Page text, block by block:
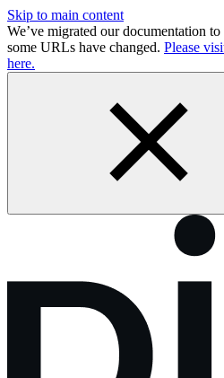
Skip to main content
We’ve migrated our documentation
some URLs have changed. Please
here.